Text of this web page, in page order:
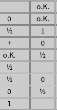
o.K.
0 o.K.
½ 1
+ 0
o.K. ½
½
½ 0
0 ½
1